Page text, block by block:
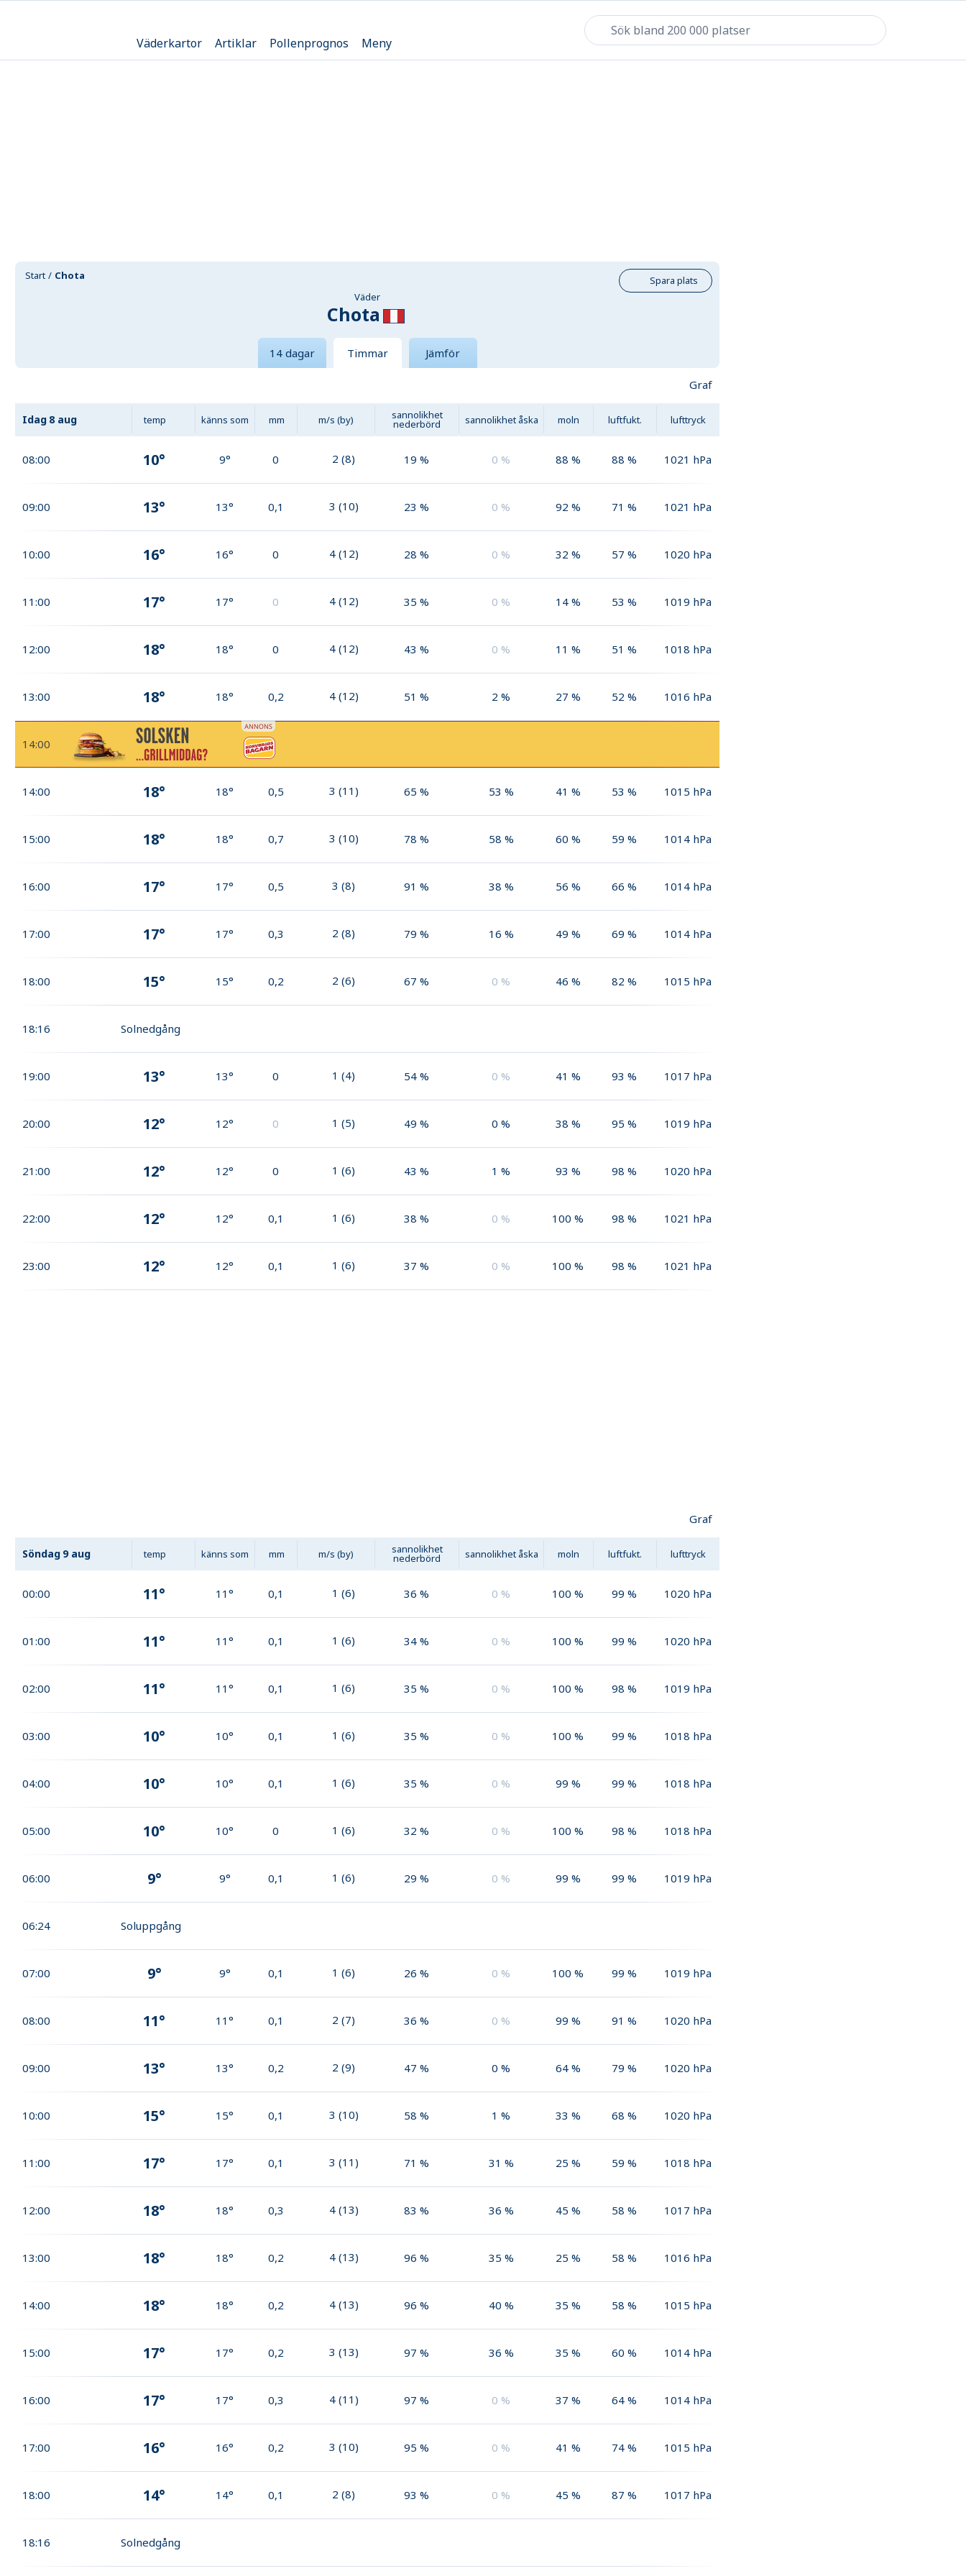
Väderkartor Artiklar Pollenprognos Meny
Start Chota
Spara plats
Väder
Chota
14 dagar Timmar Jämför
Graf
Idag 8 aug temp känns som mm m/s (by) sannolikhet
nederbörd sannolikhet åska moln luftfukt. lufttryck
08:00 10° 9° 0 2 (8) 19 % 0 % 88 % 88 % 1021 hPa
09:00 13° 13° 0,1 3 (10) 23 % 0 % 92 % 71 % 1021 hPa
10:00 16° 16° 0 4 (12) 28 % 0 % 32 % 57 % 1020 hPa
11:00 17° 17° 0 4 (12) 35 % 0 % 14 % 53 % 1019 hPa
12:00 18° 18° 0 4 (12) 43 % 0 % 11 % 51 % 1018 hPa
13:00 18° 18° 0,2 4 (12) 51 % 2 % 27 % 52 % 1016 hPa
14:00
14:00 18° 18° 0,5 3 (11) 65 % 53 % 41 % 53 % 1015 hPa
15:00 18° 18° 0,7 3 (10) 78 % 58 % 60 % 59 % 1014 hPa
16:00 17° 17° 0,5 3 (8) 91 % 38 % 56 % 66 % 1014 hPa
17:00 17° 17° 0,3 2 (8) 79 % 16 % 49 % 69 % 1014 hPa
18:00 15° 15° 0,2 2 (6) 67 % 0 % 46 % 82 % 1015 hPa
18:16 Solnedgång
19:00 13° 13° 0 1 (4) 54 % 0 % 41 % 93 % 1017 hPa
20:00 12° 12° 0 1 (5) 49 % 0 % 38 % 95 % 1019 hPa
21:00 12° 12° 0 1 (6) 43 % 1 % 93 % 98 % 1020 hPa
22:00 12° 12° 0,1 1 (6) 38 % 0 % 100 % 98 % 1021 hPa
23:00 12° 12° 0,1 1 (6) 37 % 0 % 100 % 98 % 1021 hPa
Graf
Söndag 9 aug temp känns som mm m/s (by) sannolikhet
nederbörd sannolikhet åska moln luftfukt. lufttryck
00:00 11° 11° 0,1 1 (6) 36 % 0 % 100 % 99 % 1020 hPa
01:00 11° 11° 0,1 1 (6) 34 % 0 % 100 % 99 % 1020 hPa
02:00 11° 11° 0,1 1 (6) 35 % 0 % 100 % 98 % 1019 hPa
03:00 10° 10° 0,1 1 (6) 35 % 0 % 100 % 99 % 1018 hPa
04:00 10° 10° 0,1 1 (6) 35 % 0 % 99 % 99 % 1018 hPa
05:00 10° 10° 0 1 (6) 32 % 0 % 100 % 98 % 1018 hPa
06:00 9° 9° 0,1 1 (6) 29 % 0 % 99 % 99 % 1019 hPa
06:24 Soluppgång
07:00 9° 9° 0,1 1 (6) 26 % 0 % 100 % 99 % 1019 hPa
08:00 11° 11° 0,1 2 (7) 36 % 0 % 99 % 91 % 1020 hPa
09:00 13° 13° 0,2 2 (9) 47 % 0 % 64 % 79 % 1020 hPa
10:00 15° 15° 0,1 3 (10) 58 % 1 % 33 % 68 % 1020 hPa
11:00 17° 17° 0,1 3 (11) 71 % 31 % 25 % 59 % 1018 hPa
12:00 18° 18° 0,3 4 (13) 83 % 36 % 45 % 58 % 1017 hPa
13:00 18° 18° 0,2 4 (13) 96 % 35 % 25 % 58 % 1016 hPa
14:00 18° 18° 0,2 4 (13) 96 % 40 % 35 % 58 % 1015 hPa
15:00 17° 17° 0,2 3 (13) 97 % 36 % 35 % 60 % 1014 hPa
16:00 17° 17° 0,3 4 (11) 97 % 0 % 37 % 64 % 1014 hPa
17:00 16° 16° 0,2 3 (10) 95 % 0 % 41 % 74 % 1015 hPa
18:00 14° 14° 0,1 2 (8) 93 % 0 % 45 % 87 % 1017 hPa
18:16 Solnedgång